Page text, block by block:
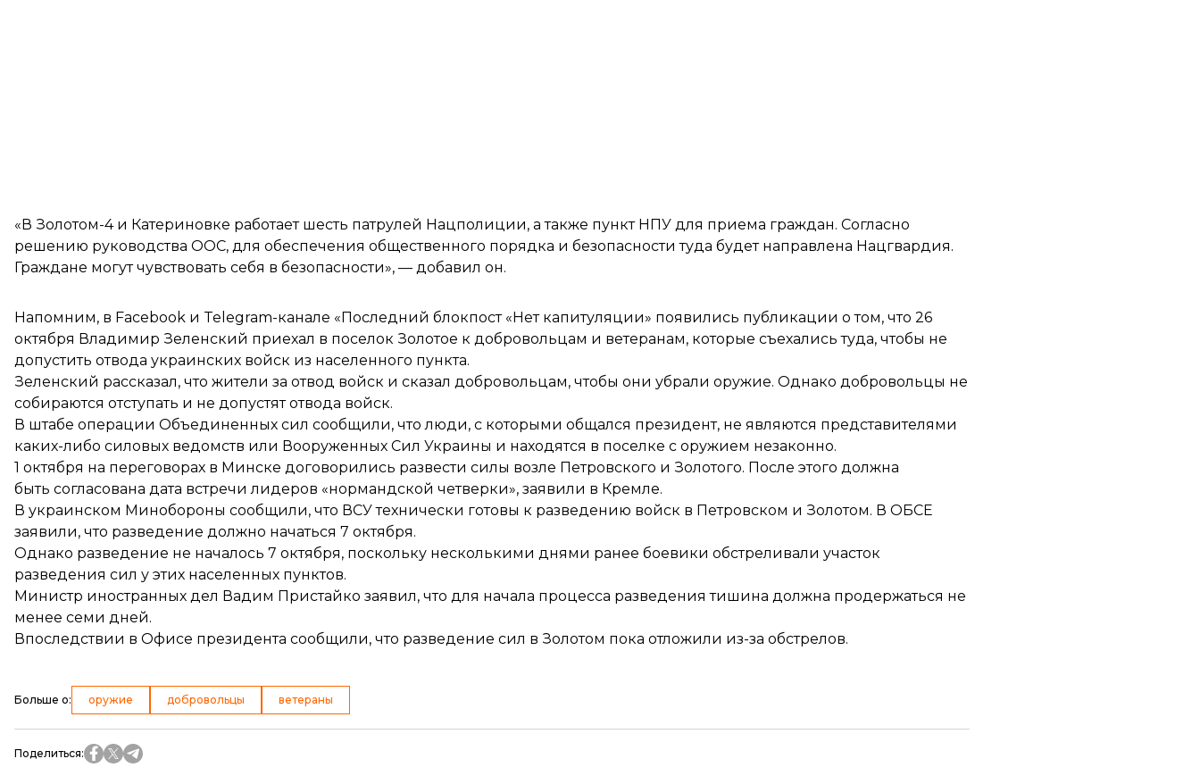
«В Золотом-4 и Катериновке работает шесть патрулей Нацполиции, а также пункт НПУ для приема граждан. Согласно
решению руководства ООС, для обеспечения общественного порядка и безопасности туда будет направлена Нацгвардия.
Граждане могут чувствовать себя в безопасности», — добавил он.
Напомним, в Facebook и Telegram-канале «Последний блокпост «Нет капитуляции» появились публикации о том, что 26
октября Владимир Зеленский приехал в поселок Золотое к добровольцам и ветеранам, которые съехались туда, чтобы не
допустить отвода украинских войск из населенного пункта.
Зеленский рассказал, что жители за отвод войск и сказал добровольцам, чтобы они убрали оружие. Однако добровольцы не
собираются отступать и не допустят отвода войск.
В штабе операции Объединенных сил сообщили, что люди, с которыми общался президент, не являются представителями
каких-либо силовых ведомств или Вооруженных Сил Украины и находятся в поселке с оружием незаконно.
1 октября на переговорах в Минске договорились развести силы возле Петровского и Золотого. После этого должна
быть согласована дата встречи лидеров «нормандской четверки», заявили в Кремле.
В украинском Минобороны сообщили, что ВСУтехнически готовы к разведению войск в Петровском и Золотом. В ОБСЕ
заявили, что разведение должно начаться 7 октября.
Однако разведение не началось 7 октября, поскольку несколькими днями ранее боевики обстреливали участок
разведения сил у этих населенных пунктов.
Министр иностранных дел Вадим Пристайко заявил, что для начала процесса разведениятишина должна продержаться не
менее семи дней.
Впоследствии в Офисе президента сообщили, что разведение сил в Золотом пока отложили из-за обстрелов.
Больше о: оружие добровольцы ветераны
Поделиться: